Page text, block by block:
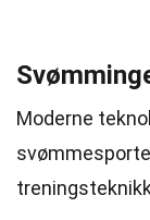
Moderne